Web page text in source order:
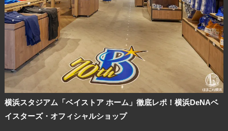
横浜スタジアム「ベイストア ホーム」徹底レポ！横浜DeNAベ
イスターズ・オフィシャルショップ
ブログ記事
サイトについて